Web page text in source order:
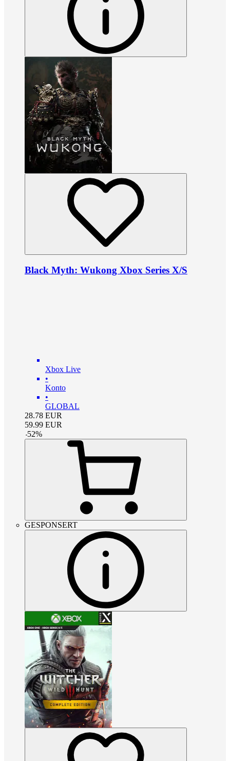
Black Myth: Wukong Xbox Series X/S
Xbox Live
•
Konto
•
GLOBAL
28.78 EUR
59.99 EUR
-52%
GESPONSERT